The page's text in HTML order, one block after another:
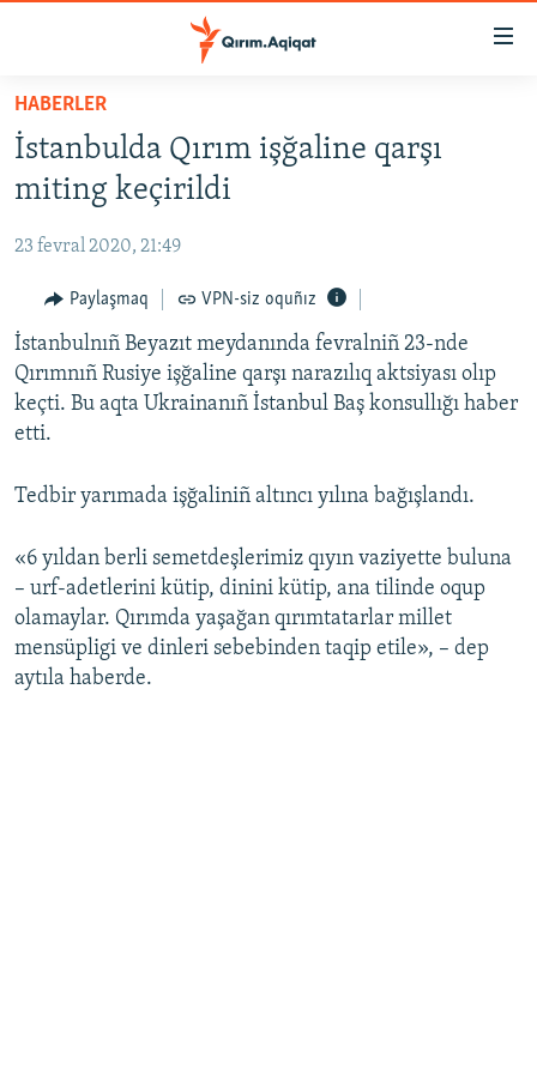
Esas
mündericege
qaytmaq
Baş
navigatsiyağa
qaytmaq
qaytmaq
HABERLER
İQTİSADİYAT
CEMİYET
MEDENİYET
İNSAN AQLARI
VİDEO
SÜRET
Русский
Українською
QOŞULIÑIZ!
HABERLER
İstanbulda Qırım işğaline qarşı
miting keçirildi
23 fevral 2020, 21:49
Paylaşmaq VPN-siz oquñız
İstanbulnıñ Beyazıt meydanında fevralniñ 23-nde
Qırımnıñ Rusiye işğaline qarşı narazılıq aktsiyası olıp
keçti. Bu aqta Ukrainanıñ İstanbul Baş konsullığı haber
etti.
Tedbir yarımada işğaliniñ altıncı yılına bağışlandı.
«6 yıldan berli semetdeşlerimiz qıyın vaziyette buluna
– urf-adetlerini kütip, dinini kütip, ana tilinde oqup
olamaylar. Qırımda yaşağan qırımtatarlar millet
mensüpligi ve dinleri sebebinden taqip etile», – dep
aytıla haberde.